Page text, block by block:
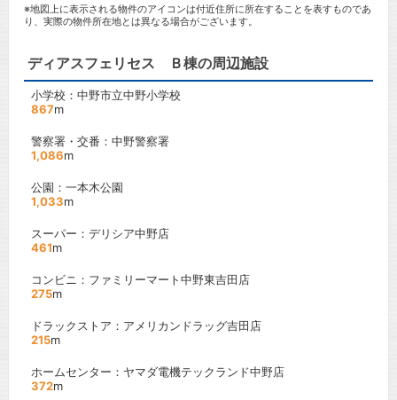
※地図上に表示される物件のアイコンは付近住所に所在することを表すものであ
り、実際の物件所在地とは異なる場合がございます。
ディアスフェリセス Ｂ棟の周辺施設
小学校：中野市立中野小学校
867m
警察署・交番：中野警察署
1,086m
公園：一本木公園
1,033m
スーパー：デリシア中野店
461m
コンビニ：ファミリーマート中野東吉田店
275m
ドラックストア：アメリカンドラッグ吉田店
215m
ホームセンター：ヤマダ電機テックランド中野店
372m